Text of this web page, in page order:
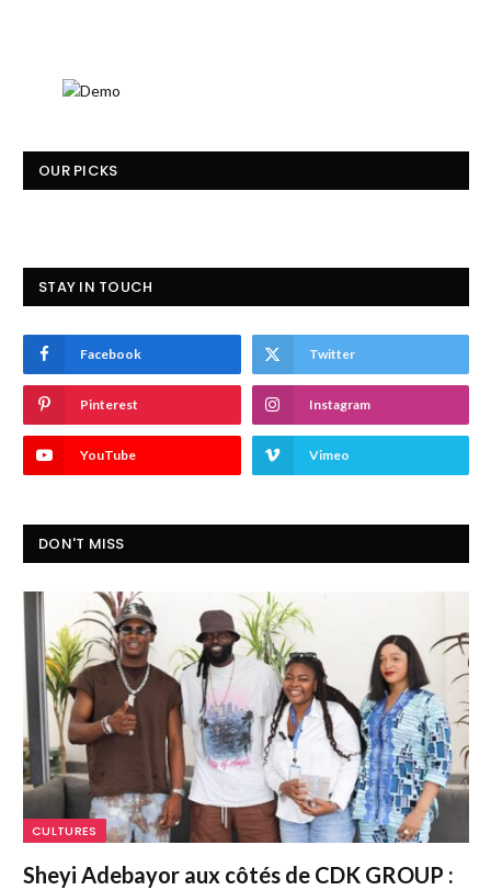
OUR PICKS
STAY IN TOUCH
Facebook Twitter
Pinterest Instagram
YouTube Vimeo
DON'T MISS
CULTURES
Sheyi Adebayor aux côtés de CDK GROUP :